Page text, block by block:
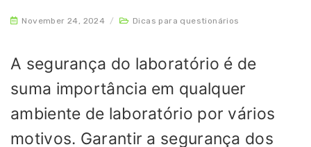
November 24, 2024 / Dicas para questionários
A segurança do laboratório é de
suma importância em qualquer
ambiente de laboratório por vários
motivos. Garantir a segurança dos